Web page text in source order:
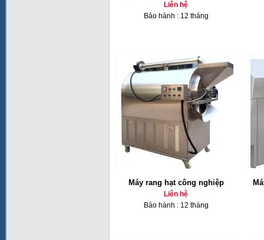
Liên hệ
Bảo hành : 12 tháng
Máy rang hạt công nghiệp
Liên hệ
Bảo hành : 12 tháng